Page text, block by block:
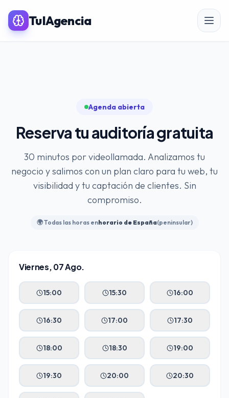
TuIAgencia
Posicionamiento SEO
SEO para eCommerce
Linkbuilding & PR
⭐️Agentes de IA
Publicidad Paid Media
Inbound Marketing
Embudos de Venta
Email Marketing
DESARROLLO WEB
Agenda abierta
Reserva tu auditoría gratuita
30 minutos por videollamada. Analizamos tu
negocio y salimos con un plan claro para tu web, tu
visibilidad y tu captación de clientes. Sin
compromiso.
🌍 Todas las horas enhorario de España(peninsular)
Viernes, 07 Ago.
15:00 15:30 16:00
16:30 17:00 17:30
18:00 18:30 19:00
19:30 20:00 20:30